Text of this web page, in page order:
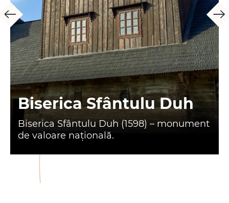
Biserica Sfântulu Duh
Biserica Sfântulu Duh (1598) – monument
de valoare naţională.